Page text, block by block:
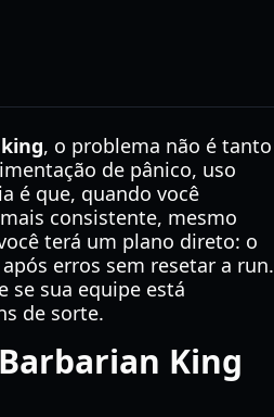
, o problema não é tanto
de pânico, uso
é que, quando você
consistente, mesmo
terá um plano direto: o
erros sem resetar a run.
se sua equipe está
de sorte.
King